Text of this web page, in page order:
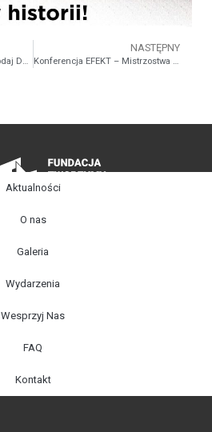
Podsumowanie projektu „Podaj Dalej: Rozwijanie Umiejętności Przemawiania Publicznego” w Katowicach.
NASTĘPNY
Konferencja EFEKT – Mistrzostwa Polski w Przemawianiu Publicznym Polskiej Społeczności Toastmasters
Aktualności
O nas
Galeria
Wydarzenia
Wesprzyj Nas
FAQ
Kontakt